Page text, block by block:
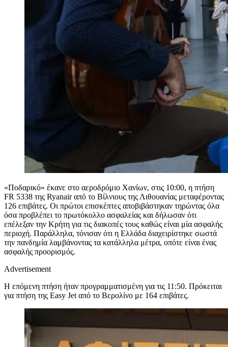
«Ποδαρικό» έκανε στο αεροδρόμιο Χανίων, στις 10:00, η πτήση
FR 5338 της Ryanair από το Βίλνιους της Λιθουανίας μεταφέροντας
126 επιβάτες. Οι πρώτοι επισκέπτες αποβιβάστηκαν τηρώντας όλα
όσα προβλέπει το πρωτόκολλο ασφαλείας και δήλωσαν ότι
επέλεξαν την Κρήτη για τις διακοπές τους καθώς είναι μία ασφαλής
περιοχή. Παράλληλα, τόνισαν ότι η Ελλάδα διαχειρίστηκε σωστά
την πανδημία λαμβάνοντας τα κατάλληλα μέτρα, οπότε είναι ένας
ασφαλής προορισμός.
Advertisement
Η επόμενη πτήση ήταν προγραμματισμένη για τις 11:50. Πρόκειται
για πτήση της Easy Jet από το Βερολίνο με 164 επιβάτες.